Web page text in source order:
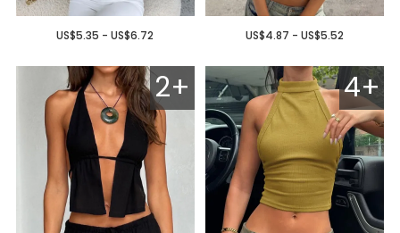
US$5.35 - US$6.72 US$4.87 - US$5.52
2+ 4+